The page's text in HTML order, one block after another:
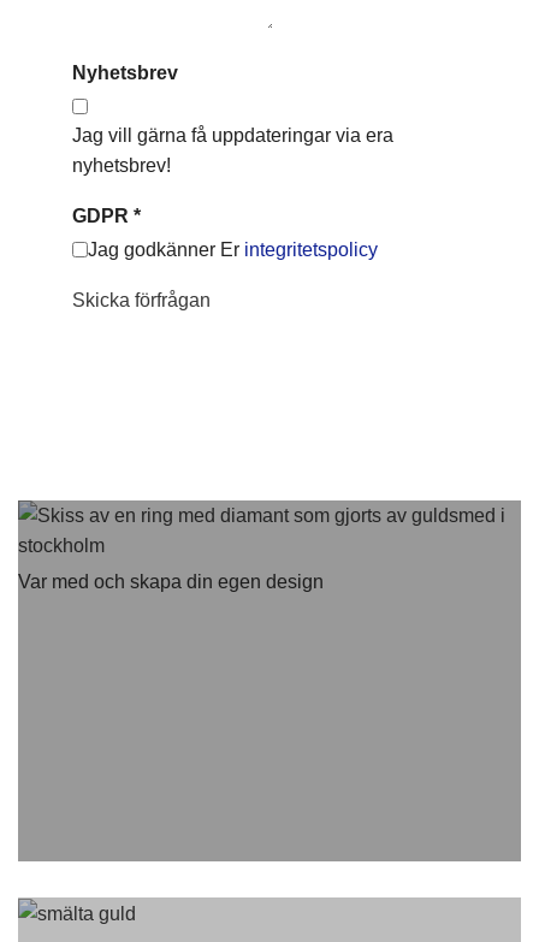
Nyhetsbrev
Jag vill gärna få uppdateringar via era
nyhetsbrev!
GDPR *
Jag godkänner Er integritetspolicy
Skicka förfrågan
Var med och skapa din egen design